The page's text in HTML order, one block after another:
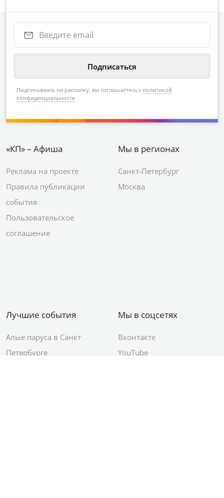
Подписываясь на рассылку, вы соглашаетесь с политикой
конфиденциальности
«КП» – Афиша
Реклама на проекте
Правила публикации
события
Пользовательское
соглашение
Мы в регионах
Санкт-Петербург
Москва
Лучшие события
Алые паруса в Санкт
Петербурге
Мы в соцсетях
Вконтакте
YouTube